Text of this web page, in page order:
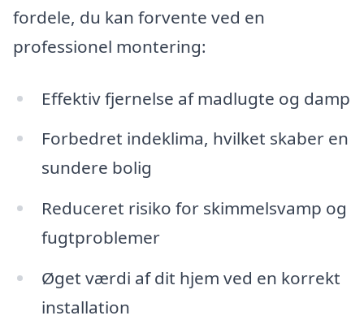
fordele, du kan forvente ved en
professionel montering:
Effektiv fjernelse af madlugte og damp
Forbedret indeklima, hvilket skaber en
sundere bolig
Reduceret risiko for skimmelsvamp og
fugtproblemer
Øget værdi af dit hjem ved en korrekt
installation